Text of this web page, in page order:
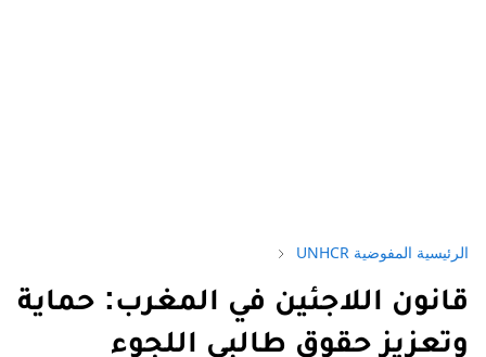
الرئيسية المفوضية UNHCR
قانون اللاجئين في المغرب: حماية
وتعزيز حقوق طالبي اللجوء